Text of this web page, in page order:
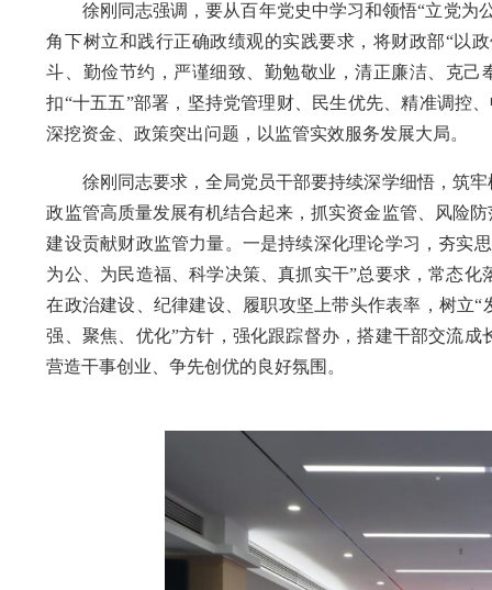
徐刚同志强调，要从百年党史中学习和领悟“立党为
角下树立和践行正确政绩观的实践要求，将财政部“以
斗、勤俭节约，严谨细致、勤勉敬业，清正廉洁、克
扣“十五五”部署，坚持党管理财、民生优先、精准调控
深挖资金、政策突出问题，以监管实效服务发展大局。
徐刚同志要求，全局党员干部要持续深学细悟，筑牢
政监管高质量发展有机结合起来，抓实资金监管、风险
建设贡献财政监管力量。一是持续深化理论学习，夯实
为公、为民造福、科学决策、真抓实干”总要求，常态
在政治建设、纪律建设、履职攻坚上带头作表率，树立
强、聚焦、优化”方针，强化跟踪督办，搭建干部交流
营造干事创业、争先创优的良好氛围。